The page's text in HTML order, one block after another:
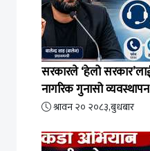
सरकारले ‘हेलो
नागरिक गुनासो
श्रावन २० २०८३,बुधबार